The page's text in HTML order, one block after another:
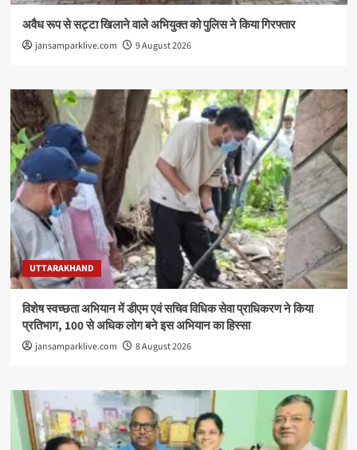
अवैध रूप से सट्टा खिलाने वाले अभियुक्त को पुलिस ने किया गिरफ्तार
jansamparklive.com 9 August 2026
UTTARAKHAND
विशेष स्वच्छता अभियान में डीएम एवं सचिव विधिक सेवा प्राधिकरण ने किया
प्रतिभाग, 100 से अधिक लोग बने इस अभियान का हिस्सा
jansamparklive.com 8 August 2026